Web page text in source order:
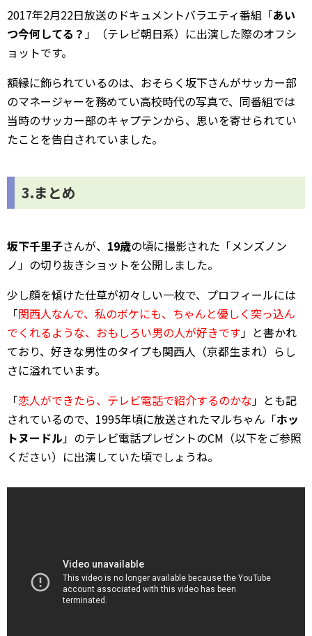
2017年2月22日放送のドキュメントバラエティ番組「あい
つ今何してる？」（テレビ朝日系）に出演した際のオフシ
ョットです。
額縁に飾られているのは、おそらく坂下さんがサッカー部
のマネージャーを務めてい高校時代の写真で、同番組では
当時のサッカー部のキャプテンから、思いを寄せられてい
たことを告白されていました。
3.まとめ
坂下千里子さんが、 19歳の頃に撮影された「メンズノン
ノ」の切り抜きショットを公開しました。
少し顔を傾けた仕草が初々しい一枚で、プロフィールには
「関西人なんで、私のボケにも、ちゃんと優しく突っ込ん
でくれるような、おもしろい男の人が好きです」と書かれ
ており、好きな男性のタイプも関西人（京都生まれ）らし
さに溢れています。
「恋人ができたら、テレビ電話で紹介するのかな」とも記
されているので、1995年頃に放送されたマルちゃん「ホッ
トヌードル」のテレビ電話プレゼントのCM（以下をご参照
ください）に出演していた頃でしょうね。